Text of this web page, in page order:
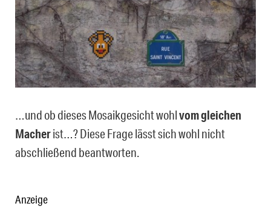
…und ob dieses Mosaikgesicht wohlvom gleichen
Macherist…? Diese Frage lässt sich wohl nicht
abschließend beantworten.
Anzeige